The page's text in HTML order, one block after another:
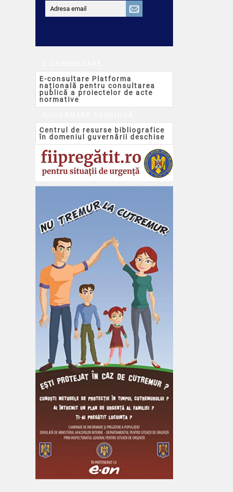
E-consultare Platforma
națională pentru consultarea
publică a proiectelor de acte
normative
Centrul de resurse bibliografice
în domeniul guvernării deschise